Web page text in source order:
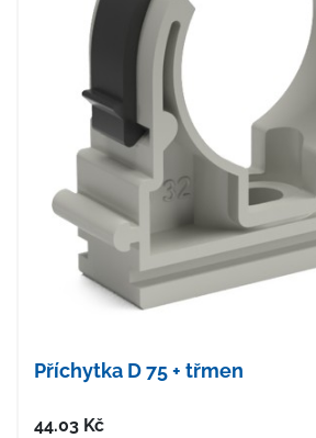
Příchytka D 75 + třmen
Cena
44.03 Kč